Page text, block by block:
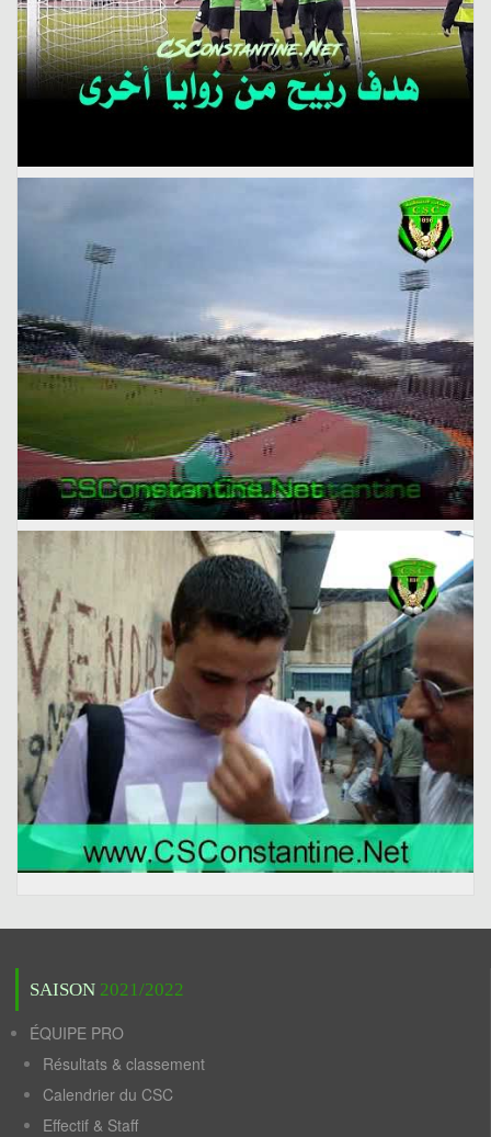
SAISON 2021/2022
ÉQUIPE PRO
Résultats & classement
Calendrier du CSC
Effectif & Staff